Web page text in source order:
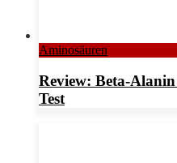
Aminosäuren
Review: Beta-
Test